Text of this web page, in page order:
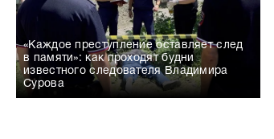
«Каждое преступление оставляет след
в памяти»: как проходят будни
известного следователя Владимира
Сурова